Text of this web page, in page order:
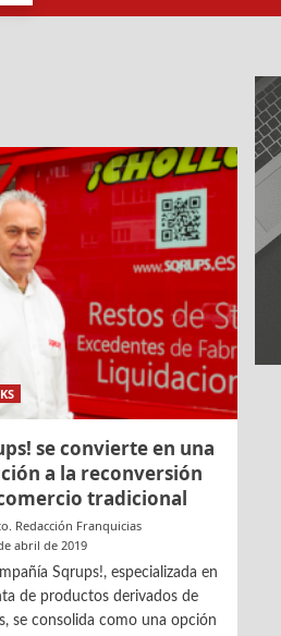
se convierte en una
a la reconversión
tradicional
Redacción Franquicias
abril de 2019
Sqrups!, especializada en
de productos derivados de
se consolida como una opción